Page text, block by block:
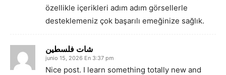
özellikle içerikleri adım adım görsellerle
desteklemeniz çok başarılı emeğinize sağlık.
شات فلسطين
junio 15, 2026 En 3:37 pm
Nice post. I learn something totally new and